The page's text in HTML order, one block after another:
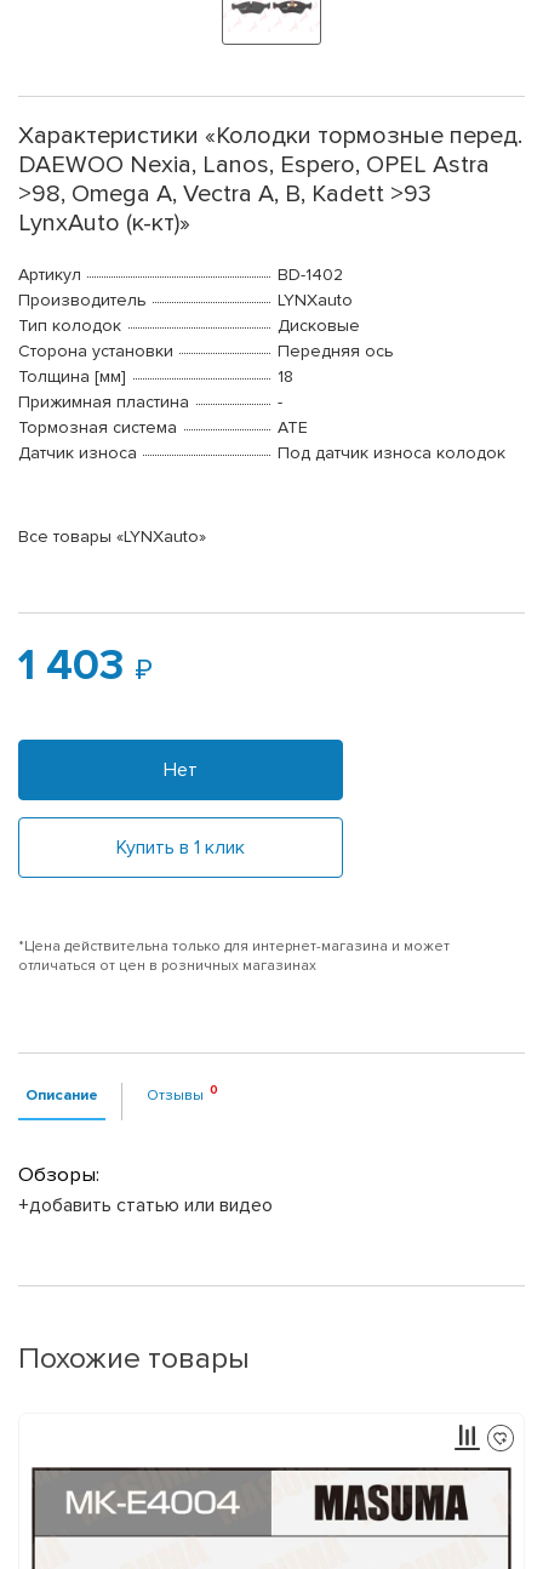
Характеристики «Колодки тормозные перед.
DAEWOO Nexia, Lanos, Espero, OPEL Astra
>98, Omega A, Vectra A, B, Kadett >93
LynxAuto (к-кт)»
Артикул
BD-1402
Производитель
LYNXauto
Тип колодок
Дисковые
Сторона установки
Передняя ось
Толщина [мм]
18
Прижимная пластина
-
Тормозная система
ATE
Датчик износа
Под датчик износа колодок
Все товары «LYNXauto»
1 403
Нет
Купить в 1 клик
*Цена действительна только для интернет-магазина и может
отличаться от цен в розничных магазинах
Описание Отзывы
Обзоры:
+добавить статью или видео
Похожие товары